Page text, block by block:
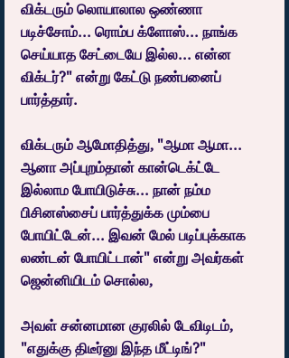
விக்டரும் லொயாலால ஒண்ணா
படிச்சோம்... ரொம்ப க்ளோஸ்... நாங்க
செய்யாத சேட்டையே இல்ல... என்ன
விக்டர்?" என்று கேட்டு நண்பனைப்
பார்த்தார்.
விக்டரும் ஆமோதித்து, "ஆமா ஆமா...
ஆனா அப்புறம்தான் கான்டெக்ட்டே
இல்லாம போயிடுச்சு... நான் நம்ம
பிசினஸ்சைப் பார்த்துக்க மும்பை
போயிட்டேன்... இவன் மேல் படிப்புக்காக
லண்டன் போயிட்டான்" என்று அவர்கள்
ஜென்னியிடம் சொல்ல,
அவள் சன்னமான குரலில் டேவிடிடம்,
"எதுக்கு திடீர்னு இந்த மீட்டிங்?"